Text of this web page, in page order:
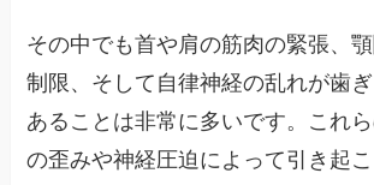
その中でも首や肩の筋肉の緊張、
制限、そして自律神経の乱れが歯
あることは非常に多いです。これ
の歪みや神経圧迫によって引き起